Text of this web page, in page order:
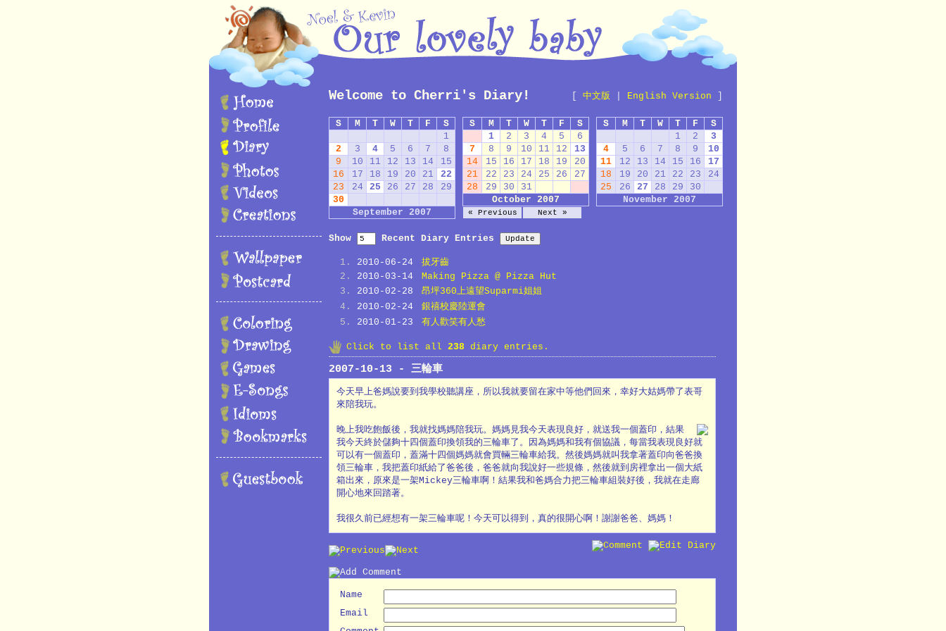
中文版 English Version
Welcome to Cherri's Diary!
S M T W T F
S
1
2
3 4 5 6 7
8
9
10 11 12 13 14
15
16
17 18 19 20 21
22
23
24 25 26 27 28
29
30
September 2007
S M T W T F
S
1
2
3
4
5 6 7 8 9
10
11
12 13 14 15 16
17
18
19 20 21 22 23
24
25
26 27 28 29
30
November 2007
S M T W T F
S
1
2 3 4 5
6
7
8 9 10 11 12
13
14
15 16 17 18 19
20
21
22 23 24 25 26
27
28
29 30
31
October 2007
« Previous Next »
Show Recent Diary Entries
2010-06-24
拔牙齒
2010-03-14
Making Pizza @ Pizza Hut
2010-02-28
昂坪360上遠望Suparmi姐姐
2010-02-24
銀禧校慶陸運會
2010-01-23
有人歡笑有人愁
Click to list all 238 diary entries.
2007-10-13 - 三輪車
今天早上爸媽說要到我學校聽講座，所以我就要留在家中等他們回來，幸好大姑媽帶了表哥
來陪我玩。
晚上我吃飽飯後，我就找媽媽陪我玩。媽媽見我今天表現良好，就送我一個蓋印，結果
我今天終於儲夠十四個蓋印換領我的三輪車了。因為媽媽和我有個協議，每當我表現良好就
可以有一個蓋印，蓋滿十四個媽媽就會買輛三輪車給我。然後媽媽就叫我拿著蓋印向爸爸換
領三輪車，我把蓋印紙給了爸爸後，爸爸就向我說好一些規條，然後就到房裡拿出一個大紙
箱出來，原來是一架Mickey三輪車啊！結果我和爸媽合力把三輪車組裝好後，我就在走廊
開心地來回踏著。
我很久前已經想有一架三輪車呢！今天可以得到，真的很開心啊！謝謝爸爸、媽媽！
Name
Email